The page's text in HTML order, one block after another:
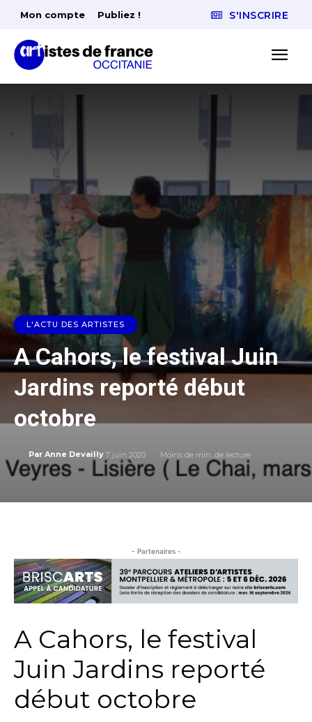
Mon compte Publiez ! S'INSCRIRE
L'ACTU DES ARTISTES
A Cahors, le festival Juin
Jardins reporté début
octobre
Par Anne Devailly 7 juin 2020 Moins de min. de lecture
- Partenaires -
A Cahors, le festival
Juin Jardins reporté
début octobre